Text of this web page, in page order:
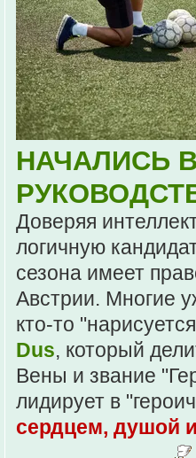
НАЧАЛИСЬ
Доверяя
логичную
сезона имеет
Австрии. Многие
кто-то
Dus, который
Вены и звание
лидирует в
сердцем, душой